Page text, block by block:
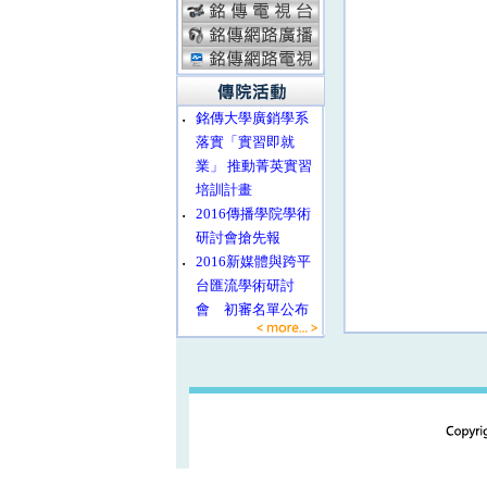
‧
銘傳大學廣銷學系
落實「實習即就
業」 推動菁英實習
培訓計畫
‧
2016傳播學院學術
研討會搶先報
‧
2016新媒體與跨平
台匯流學術研討
會 初審名單公布